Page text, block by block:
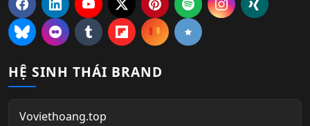
HỆ SINH THÁI BRAND
Voviethoang.top